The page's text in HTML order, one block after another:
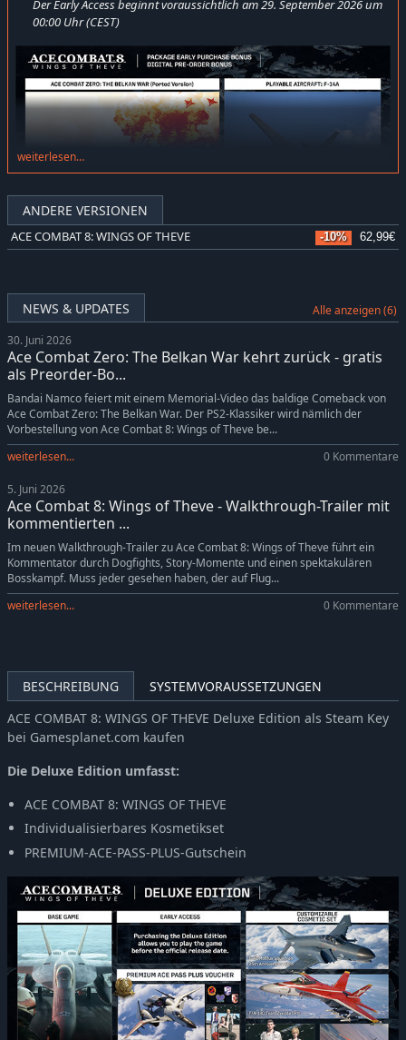
Der Early Access beginnt voraussichtlich am 29. September 2026 um
00:00 Uhr (CEST)
Vorankündigung geändert werden.
Boni außer ACE COMBAT ZERO: THE BELKAN WAR (Steam-Version) werden
möglicherweise zu einem späteren Zeitpunkt veröffentlicht.
ACE COMBAT ZERO: THE BELKAN WAR war in einigen Regionen auch
unter dem Namen ACE COMBAT: THE BELKAN WAR bekannt.
ACE COMBAT ZERO: THE BELKAN WAR (Steam-Version) Unterstützte
Sprachen: Japanisch, Englisch, Französisch, Italienisch, Deutsch und
Spanisch. Bitte beachten Sie beim Kauf mögliche sprachliche
Unterschiede zu ACE COMBAT 8: WINGS OF THEVE.
weiterlesen…
ANDERE VERSIONEN
ACE COMBAT 8: WINGS OF THEVE -10% 62,99€
NEWS & UPDATES Alle anzeigen (6)
30. Juni 2026
Ace Combat Zero: The Belkan War kehrt zurück - gratis
als Preorder-Bo...
Bandai Namco feiert mit einem Memorial-Video das baldige Comeback von
Ace Combat Zero: The Belkan War. Der PS2-Klassiker wird nämlich der
Vorbestellung von Ace Combat 8: Wings of Theve be...
weiterlesen...
0 Kommentare
5. Juni 2026
Ace Combat 8: Wings of Theve - Walkthrough-Trailer mit
kommentierten ...
Im neuen Walkthrough-Trailer zu Ace Combat 8: Wings of Theve führt ein
Kommentator durch Dogfights, Story-Momente und einen spektakulären
Bosskampf. Muss jeder gesehen haben, der auf Flug...
weiterlesen...
0 Kommentare
BESCHREIBUNG
SYSTEMVORAUSSETZUNGEN
ACE COMBAT 8: WINGS OF THEVE Deluxe Edition als Steam Key
bei Gamesplanet.com kaufen
Die Deluxe Edition umfasst:
ACE COMBAT 8: WINGS OF THEVE
Individualisierbares Kosmetikset
PREMIUM-ACE-PASS-PLUS-Gutschein